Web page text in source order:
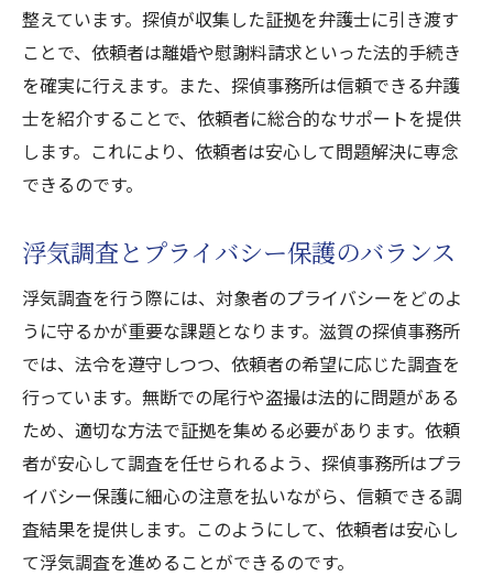
整えています。探偵が収集した証拠を弁護士に引き渡す
ことで、依頼者は離婚や慰謝料請求といった法的手続き
を確実に行えます。また、探偵事務所は信頼できる弁護
士を紹介することで、依頼者に総合的なサポートを提供
します。これにより、依頼者は安心して問題解決に専念
できるのです。
浮気調査とプライバシー保護のバランス
浮気調査を行う際には、対象者のプライバシーをどのよ
うに守るかが重要な課題となります。滋賀の探偵事務所
では、法令を遵守しつつ、依頼者の希望に応じた調査を
行っています。無断での尾行や盗撮は法的に問題がある
ため、適切な方法で証拠を集める必要があります。依頼
者が安心して調査を任せられるよう、探偵事務所はプラ
イバシー保護に細心の注意を払いながら、信頼できる調
査結果を提供します。このようにして、依頼者は安心し
て浮気調査を進めることができるのです。